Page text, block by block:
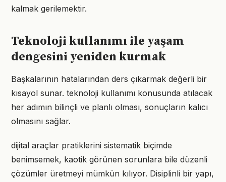
kalmak gerilemektir.
Teknoloji kullanımı ile yaşam
dengesini yeniden kurmak
Başkalarının hatalarından ders çıkarmak değerli bir
kısayol sunar. teknoloji kullanımı konusunda atılacak
her adımın bilinçli ve planlı olması, sonuçların kalıcı
olmasını sağlar.
dijital araçlar pratiklerini sistematik biçimde
benimsemek, kaotik görünen sorunlara bile düzenli
çözümler üretmeyi mümkün kılıyor. Disiplinli bir yapı,